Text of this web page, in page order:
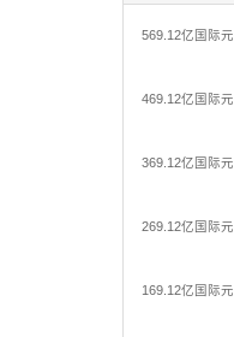
169.12亿国际元
269.12亿国际元
369.12亿国际元
469.12亿国际元
569.12亿国际元